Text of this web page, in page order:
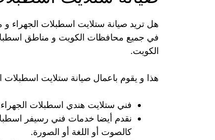
هل تريد صيانة ستلايت اسطبلات الجهراء و
في جميع محافظات الكويت و مناطق
الكويت.
هذا و يقوم باعمال صيانة ستلايت اسطبلات
فني ستلايت هندي اسطبلات الجهراء
نقدم أيضا خدمات فني رسيفر
كالصوت أو اللغة أو الصورة.